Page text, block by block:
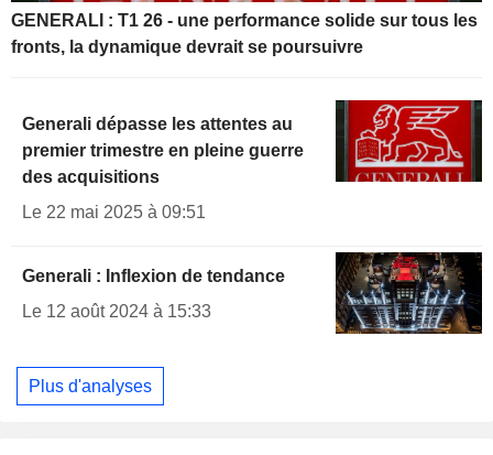
GENERALI : T1 26 - une performance solide sur tous les
fronts, la dynamique devrait se poursuivre
Generali dépasse les attentes au
premier trimestre en pleine guerre
des acquisitions
Le 22 mai 2025 à 09:51
Generali : Inflexion de tendance
Le 12 août 2024 à 15:33
Plus d'analyses